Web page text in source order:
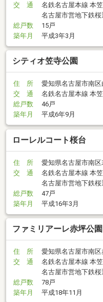
交 通
名鉄名古屋本線 本
名古屋市営地下鉄
総戸数
15戸
築年月
平成3年3月
シティオ笠寺公園
住 所
愛知県名古屋市南区
交 通
名鉄名古屋本線 本
総戸数
46戸
築年月
平成6年9月
ローレルコート桜台
住 所
愛知県名古屋市南
交 通
名鉄名古屋本線 本
名古屋市営地下鉄
総戸数
47戸
築年月
平成16年3月
ファミリアーレ赤坪公園
住 所
愛知県名古屋市南区
交 通
名鉄名古屋本線 本
名古屋市営地下鉄
総戸数
78戸
築年月
平成18年11月